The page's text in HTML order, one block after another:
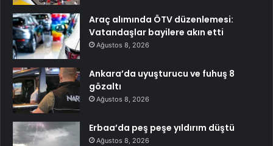
Araç alımında ÖTV düzenlemesi:
Vatandaşlar bayilere akın etti
Ağustos 8, 2026
Ankara’da uyuşturucu ve fuhuş 8
gözaltı
Ağustos 8, 2026
Erbaa’da peş peşe yıldırım düştü
Ağustos 8, 2026